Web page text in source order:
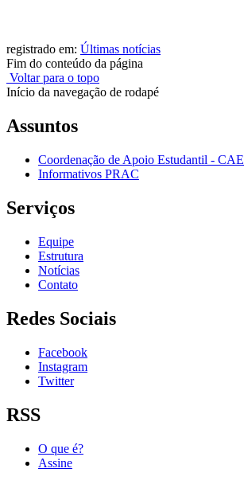
registrado em: Últimas notícias
Fim do conteúdo da página
Voltar para o topo
Início da navegação de rodapé
Assuntos
Coordenação de Apoio Estudantil - CAE
Informativos PRAC
Serviços
Equipe
Estrutura
Notícias
Contato
Redes Sociais
Facebook
Instagram
Twitter
RSS
O que é?
Assine